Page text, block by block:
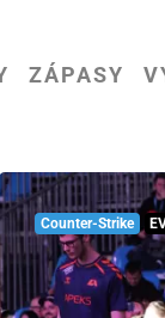
ZÁPASY
Counter-Strike